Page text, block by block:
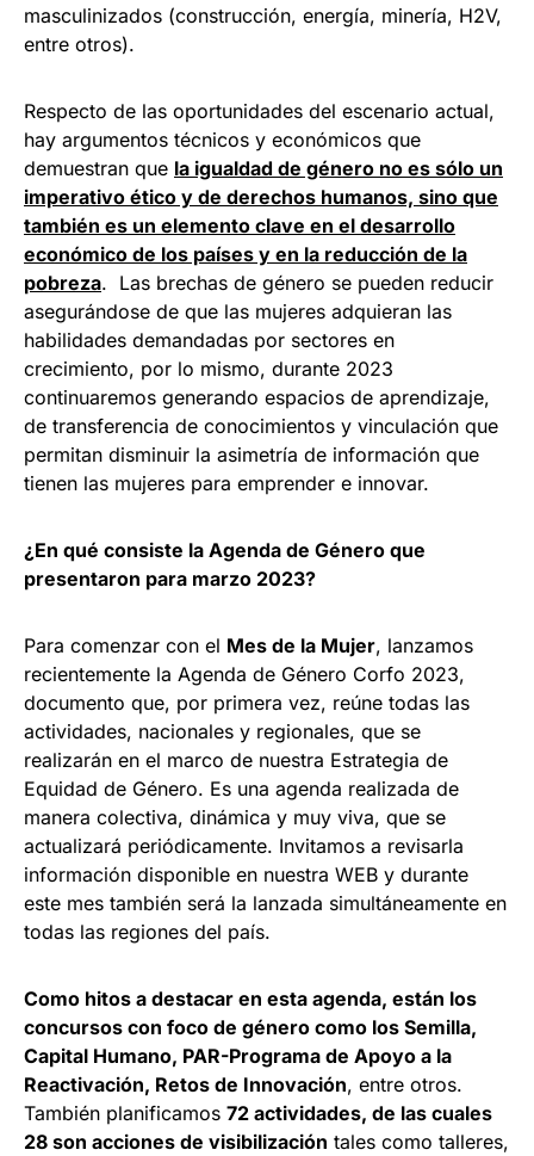
masculinizados (construcción, energía, minería, H2V,
entre otros).
Respecto de las oportunidades del escenario actual,
hay argumentos técnicos y económicos que
demuestran que la igualdad de género no es sólo un
imperativo ético y de derechos humanos, sino que
también es un elemento clave en el desarrollo
económico de los países y en la reducción de la
pobreza. Las brechas de género se pueden reducir
asegurándose de que las mujeres adquieran las
habilidades demandadas por sectores en
crecimiento, por lo mismo, durante 2023
continuaremos generando espacios de aprendizaje,
de transferencia de conocimientos y vinculación que
permitan disminuir la asimetría de información que
tienen las mujeres para emprender e innovar.
¿En qué consiste la Agenda de Género que
presentaron para marzo 2023?
Para comenzar con el Mes de la Mujer, lanzamos
recientemente la Agenda de Género Corfo 2023,
documento que, por primera vez, reúne todas las
actividades, nacionales y regionales, que se
realizarán en el marco de nuestra Estrategia de
Equidad de Género. Es una agenda realizada de
manera colectiva, dinámica y muy viva, que se
actualizará periódicamente. Invitamos a revisarla
información disponible en nuestra WEB y durante
este mes también será la lanzada simultáneamente en
todas las regiones del país.
Como hitos a destacar en esta agenda, están los
concursos con foco de género como los Semilla,
Capital Humano, PAR-Programa de Apoyo a la
Reactivación, Retos de Innovación, entre otros.
También planificamos 72 actividades, de las cuales
28 son acciones de visibilización tales como talleres,